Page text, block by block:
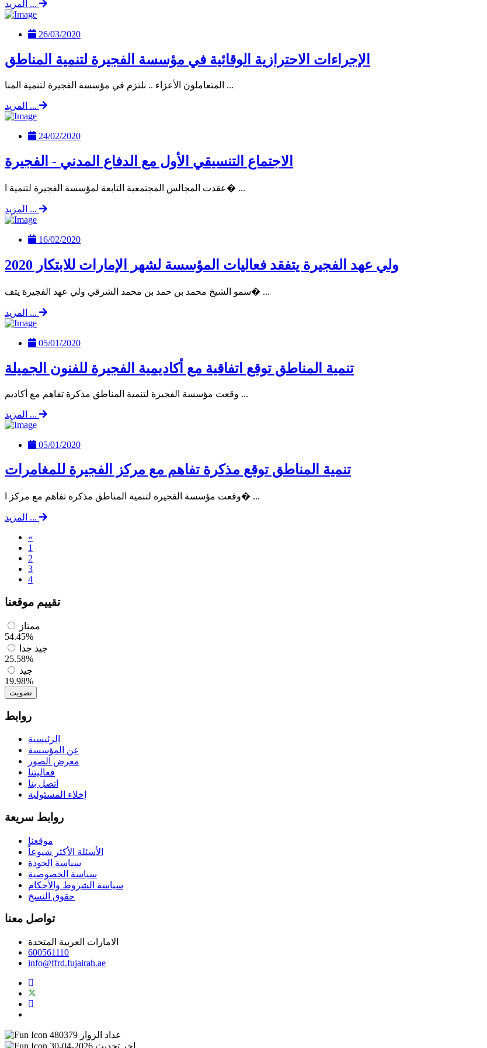
المزيد ...
26/03/2020
الإجراءات الاحترازية الوقائية في مؤسسة الفجيرة لتنمية المناطق
المتعاملون الأعزاء .. نلتزم في مؤسسة الفجيرة لتنمية المنا ...
المزيد ...
24/02/2020
الاجتماع التنسيقي الأول مع الدفاع المدني - الفجيرة
عقدت المجالس المجتمعية التابعة لمؤسسة الفجيرة لتنمية ا� ...
المزيد ...
16/02/2020
ولي عهد الفجيرة يتفقد فعاليات المؤسسة لشهر الإمارات للابتكار 2020
سمو الشيخ محمد بن حمد بن محمد الشرقي ولي عهد الفجيرة يتف� ...
المزيد ...
05/01/2020
تنمية المناطق توقع اتفاقية مع أكاديمية الفجيرة للفنون الجميلة
وقعت مؤسسة الفجيرة لتنمية المناطق مذكرة تفاهم مع أكاديم ...
المزيد ...
05/01/2020
تنمية المناطق توقع مذكرة تفاهم مع مركز الفجيرة للمغامرات
وقعت مؤسسة الفجيرة لتنمية المناطق مذكرة تفاهم مع مركز ا� ...
المزيد ...
«
1
2
3
4
تقييم موقعنا
ممتاز
54.45%
جيد جدا
25.58%
جيد
19.98%
تصويت
روابط
الرئيسية
عن المؤسسة
معرض الصور
فعاليتنا
اتصل بنا
إخلاء المسئولية
روابط سريعة
موقعنا
الأسئلة الأكثر شيوعاً
سياسة الجودة
سياسة الخصوصية
سياسة الشروط والأحكام
حقوق النسخ
تواصل معنا
الامارات العربية المتحدة
600561110
info@ffrd.fujairah.ae
عداد الزوار 480379